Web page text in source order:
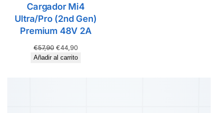
Cargador Mi4
Ultra/Pro (2nd Gen)
Premium 48V 2A
€57,90 €44,90
Añadir al carrito